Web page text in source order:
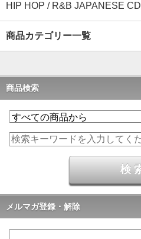
HIP HOP / R&B JAPANESE CD
商品カテゴリー一覧
商品検索
メルマガ登録・解除